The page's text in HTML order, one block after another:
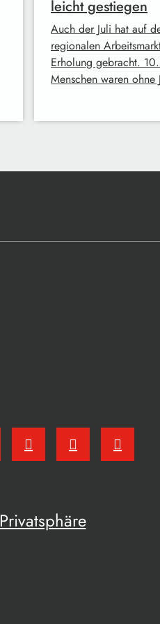
leicht gestiegen
Auch der Juli hat auf
regionalen
Erholung gebracht.
Menschen waren
Privatsphäre